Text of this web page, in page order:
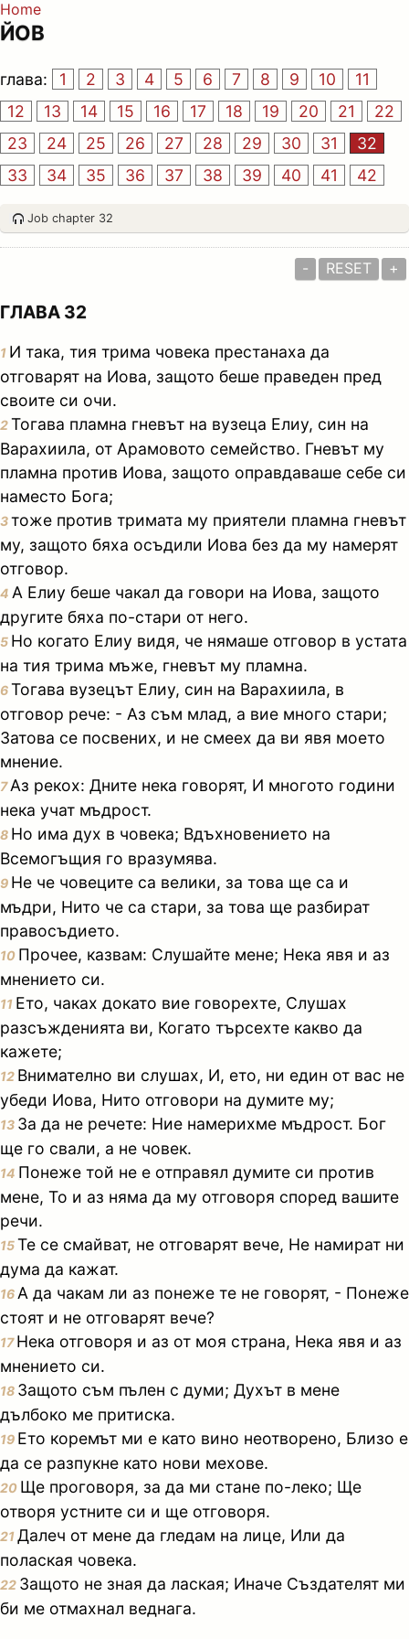
Home
ЙОВ
глава: 1 2 3 4 5 6 7 8 9 10
11
12
13 14 15 16 17 18 19 20 21
22
23
24 25 26 27 28 29 30 31
32
33
34 35 36 37 38 39 40 41 42
Job chapter 32
- RESET +
ГЛАВА 32
1 И така, тия трима човека престанаха да
отговарят на Иова, защото беше праведен пред
своите си очи.
2Тогава пламна гневът на вузеца Елиу, син на
Варахиила, от Арамовото семейство. Гневът му
пламна против Иова, защото оправдаваше себе си
наместо Бога;
3тоже против тримата му приятели пламна гневът
му, защото бяха осъдили Иова без да му намерят
отговор.
4 А Елиу беше чакал да говори на Иова, защото
другите бяха по-стари от него.
5 Но когато Елиу видя, че нямаше отговор в устата
на тия трима мъже, гневът му пламна.
6Тогава вузецът Елиу, син на Варахиила, в
отговор рече: - Аз съм млад, а вие много стари;
Затова се посвених, и не смеех да ви явя моето
мнение.
7Аз рекох: Дните нека говорят, И многото години
нека учат мъдрост.
8 Но има дух в човека; Вдъхновението на
Всемогъщия го вразумява.
9 Не че човеците са велики, за това ще са и
мъдри, Нито че са стари, за това ще разбират
правосъдието.
10 Прочее, казвам: Слушайте мене; Нека явя и аз
мнението си.
11 Ето, чаках докато вие говорехте, Слушах
разсъжденията ви, Когато търсехте какво да
кажете;
12 Внимателно ви слушах, И, ето, ни един от вас не
убеди Иова, Нито отговори на думите му;
13 За да не речете: Ние намерихме мъдрост. Бог
ще го свали, а не човек.
14 Понеже той не е отправял думите си против
мене, То и аз няма да му отговоря според вашите
речи.
15Те се смайват, не отговарят вече, Не намират ни
дума да кажат.
16 А да чакам ли аз понеже те не говорят, - Понеже
стоят и не отговарят вече?
17Нека отговоря и аз от моя страна, Нека явя и аз
мнението си.
18 Защото съм пълен с думи; Духът в мене
дълбоко ме притиска.
19 Ето коремът ми е като вино неотворено, Близо е
да се разпукне като нови мехове.
20 Ще проговоря, за да ми стане по-леко; Ще
отворя устните си и ще отговоря.
21Далеч от мене да гледам на лице, Или да
полаская човека.
22 Защото не зная да лаская; Иначе Създателят ми
би ме отмахнал веднага.